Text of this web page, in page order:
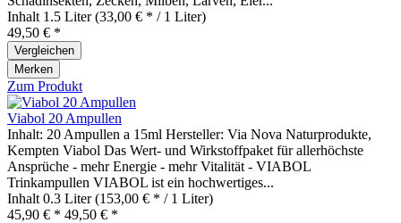
Inhalt 1.5 Liter(33,00 € * / 1 Liter)
49,50 € *
Vergleichen
Merken
Zum Produkt
Viabol 20 Ampullen
Inhalt: 20 Ampullen a 15ml Hersteller: Via Nova Naturprodukte,
Kempten Viabol Das Wert- und Wirkstoffpaket für allerhöchste
Ansprüche - mehr Energie - mehr Vitalität - VIABOL
Trinkampullen VIABOL ist ein hochwertiges...
Inhalt 0.3 Liter(153,00 € * / 1 Liter)
45,90 € * 49,50 € *